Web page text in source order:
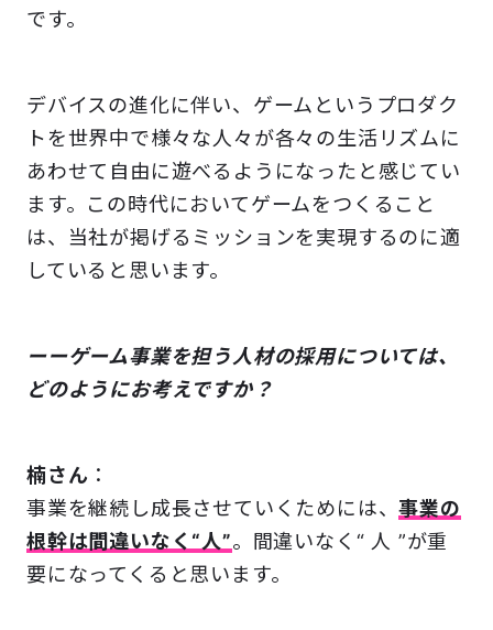
です。
デバイスの進化に伴い、ゲームというプロダク
トを世界中で様々な人々が各々の生活リズムに
あわせて自由に遊べるようになったと感じてい
ます。この時代においてゲームをつくること
は、当社が掲げるミッションを実現するのに適
していると思います。
ーーゲーム事業を担う人材の採用については、
どのようにお考えですか？
楠さん ：
事業を継続し成長させていくためには、事業の
根幹は間違いなく“人”。間違いなく“ 人 ”が重
要になってくると思います。